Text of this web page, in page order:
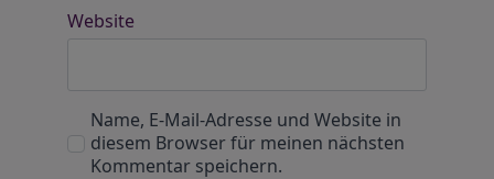
Website
Name, E-Mail-Adresse und Website in
diesem Browser für meinen nächsten
Kommentar speichern.